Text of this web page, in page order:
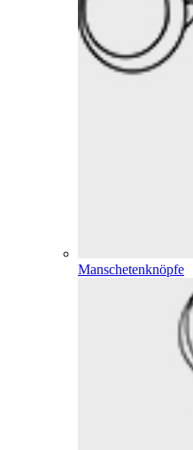
Manschetenknöpfe